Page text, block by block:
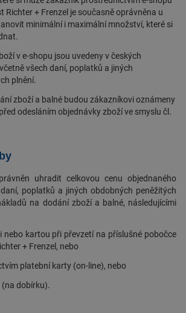
Richter + Frenzel je současně oprávněna u
minimální i maximální množství, které si
v e-shopu jsou uvedeny v českých
všech daní, poplatků a jiných
plnění.
zboží a balné budou zákazníkovi oznámeny
odesláním objednávky zboží ve smyslu čl.
uhradit celkovou cenu objednaného
poplatků a jiných obdobných peněžitých
na dodání zboží a balné, následujícími
nebo kartou při převzetí na příslušné pobočce
+ Frenzel, nebo
platební karty (on-line), nebo
dobírku).